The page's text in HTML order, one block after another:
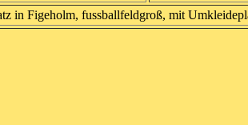
in Figeholm, fussballfeldgroß, mit